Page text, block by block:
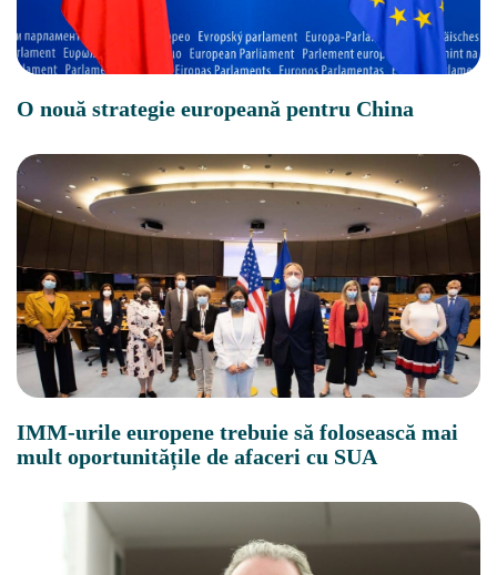
O nouă strategie europeană pentru China
IMM-urile europene trebuie să folosească mai
mult oportunitățile de afaceri cu SUA